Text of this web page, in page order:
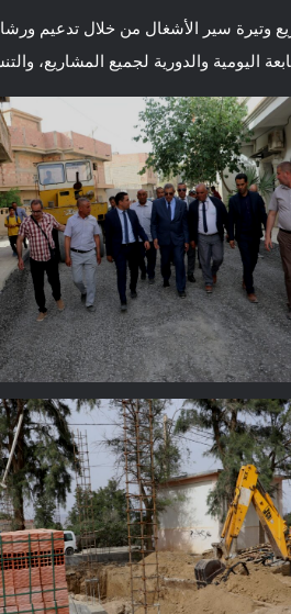
وتيرة سير الأشغال من خلال تدعيم
اليومية والدورية لجميع المشاريع،